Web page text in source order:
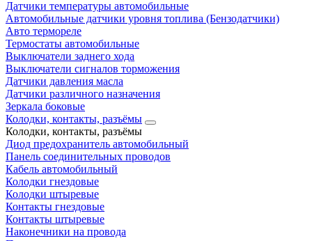
Датчики температуры автомобильные
Автомобильные датчики уровня топлива (Бензодатчики)
Авто термореле
Термостаты автомобильные
Выключатели заднего хода
Выключатели сигналов торможения
Датчики давления масла
Датчики различного назначения
Зеркала боковые
Колодки, контакты, разъёмы
Колодки, контакты, разъёмы
Диод предохранитель автомобильный
Панель соединительных проводов
Кабель автомобильный
Колодки гнездовые
Колодки штыревые
Контакты гнездовые
Контакты штыревые
Наконечники на провода